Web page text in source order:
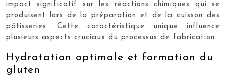
impact significatif sur les réactions chimiques qui se
produisent lors de la préparation et de la cuisson des
pâtisseries. Cette caractéristique unique influence
plusieurs aspects cruciaux du processus de fabrication.
Hydratation optimale et formation du
gluten